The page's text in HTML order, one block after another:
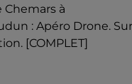
Chemars à
: Apéro Drone. Sur
[COMPLET]